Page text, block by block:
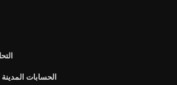
الحسابات المدينة